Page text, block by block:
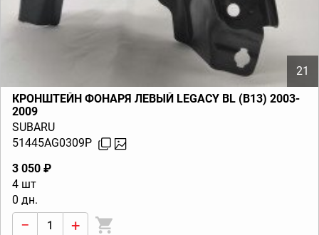
21
КРОНШТЕЙН ФОНАРЯ ЛЕВЫЙ LEGACY BL (B13) 2003-
2009
SUBARU
51445AG0309P
3 050 ₽
4 шт
0 дн.
− +